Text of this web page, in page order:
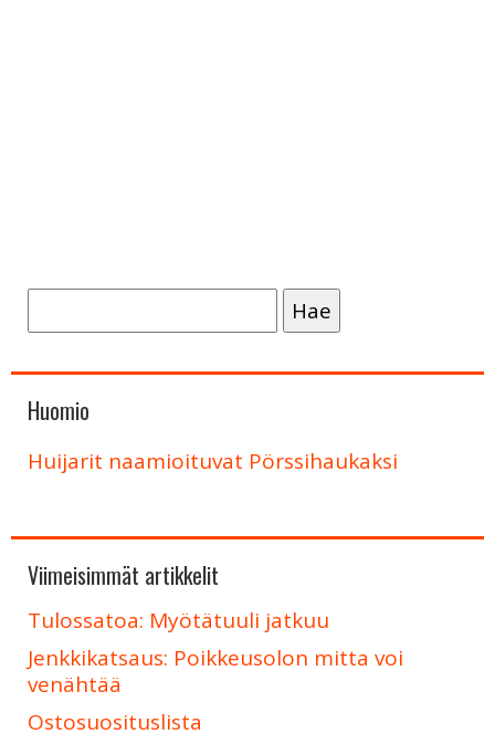
Huomio
Huijarit naamioituvat Pörssihaukaksi
Viimeisimmät artikkelit
Tulossatoa: Myötätuuli jatkuu
Jenkkikatsaus: Poikkeusolon mitta voi
venähtää
Ostosuosituslista